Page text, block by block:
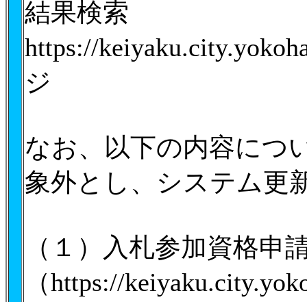
結果検索
https://
ジ
なお、以下の内容につ
象外とし、システム更
（１）入札参加資格申
（https://